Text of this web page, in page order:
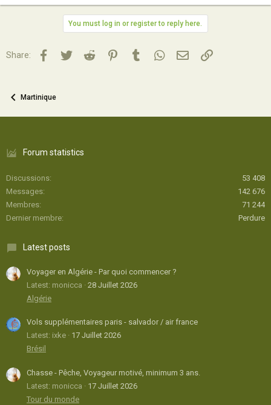
You must log in or register to reply here.
Share: Facebook
TwitterReddit PinterestTumblrWhatsApp
Email Lien
Martinique
Forum statistics
Discussions
53 408
Messages
142 676
Membres
71 244
Dernier membre
Perdure
Latest posts
Voyager en Algérie - Par quoi commencer ?
Latest: monicca
28 Juillet 2026
Algérie
Vols supplémentaires paris - salvador / air france
Latest: ixke
17 Juillet 2026
Brésil
Chasse - Pêche, Voyageur motivé, minimum 3 ans.
Latest: monicca
17 Juillet 2026
Tour du monde